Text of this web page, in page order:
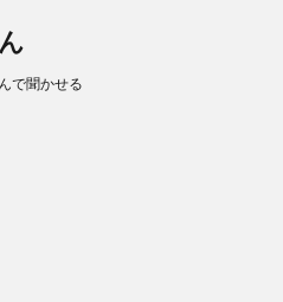
で聞かせる